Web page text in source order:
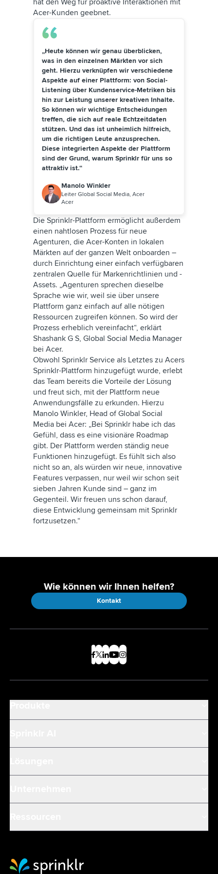
schnell auf die nötigen Informationen
zuzugreifen, um Produkte weiter zu
auswirken könnten.
das Team kann auch mehr Fälle
hat den Weg für proaktive Interaktionen mit
Acer-Kunden geebnet.
„Heute können wir genau überblicken,
was in den einzelnen Märkten vor sich
geht. Hierzu verknüpfen wir verschiedene
Aspekte auf einer Plattform: von Social-
Listening über Kundenservice-Metriken bis
hin zur Leistung unserer kreativen Inhalte.
So können wir wichtige Entscheidungen
treffen, die sich auf reale Echtzeitdaten
stützen. Und das ist unheimlich hilfreich,
um die richtigen Leute anzusprechen.
Diese integrierten Aspekte der Plattform
sind der Grund, warum Sprinklr für uns so
attraktiv ist.“
Manolo Winkler
Leiter Global Social Media, Acer
Acer
Die Sprinklr-Plattform ermöglicht außerdem
einen nahtlosen Prozess für neue
Agenturen, die Acer-Konten in lokalen
Märkten auf der ganzen Welt onboarden –
durch Einrichtung einer einfach verfügbaren
zentralen Quelle für Markenrichtlinien und -
Assets. „Agenturen sprechen dieselbe
Sprache wie wir, weil sie über unsere
Plattform ganz einfach auf alle nötigen
Ressourcen zugreifen können. So wird der
Prozess erheblich vereinfacht“, erklärt
Shashank G S, Global Social Media Manager
bei Acer.
Obwohl Sprinklr Service als Letztes zu Acers
Sprinklr-Plattform hinzugefügt wurde, erlebt
das Team bereits die Vorteile der Lösung
und freut sich, mit der Plattform neue
Anwendungsfälle zu erkunden. Hierzu
Manolo Winkler, Head of Global Social
Media bei Acer: „Bei Sprinklr habe ich das
Gefühl, dass es eine visionäre Roadmap
gibt. Der Plattform werden ständig neue
Funktionen hinzugefügt. Es fühlt sich also
nicht so an, als würden wir neue, innovative
Features verpassen, nur weil wir schon seit
sieben Jahren Kunde sind – ganz im
Gegenteil. Wir freuen uns schon darauf,
diese Entwicklung gemeinsam mit Sprinklr
fortzusetzen.“
Wie können wir Ihnen helfen?
Kontakt